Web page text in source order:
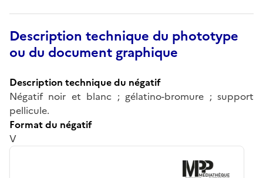
Description technique du phototype
ou du document graphique
Description technique du négatif
Négatif noir et blanc ; gélatino-bromure ; support
pellicule.
Format du négatif
V